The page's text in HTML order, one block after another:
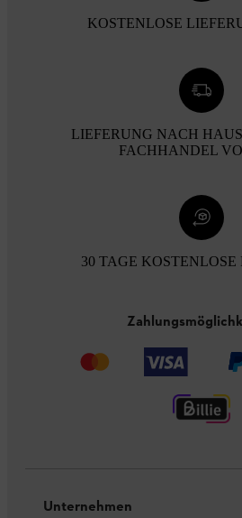
KOSTENLOSE
LIEFERUNG NACH
FACHHANDEL
30 TAGE
Unternehmen